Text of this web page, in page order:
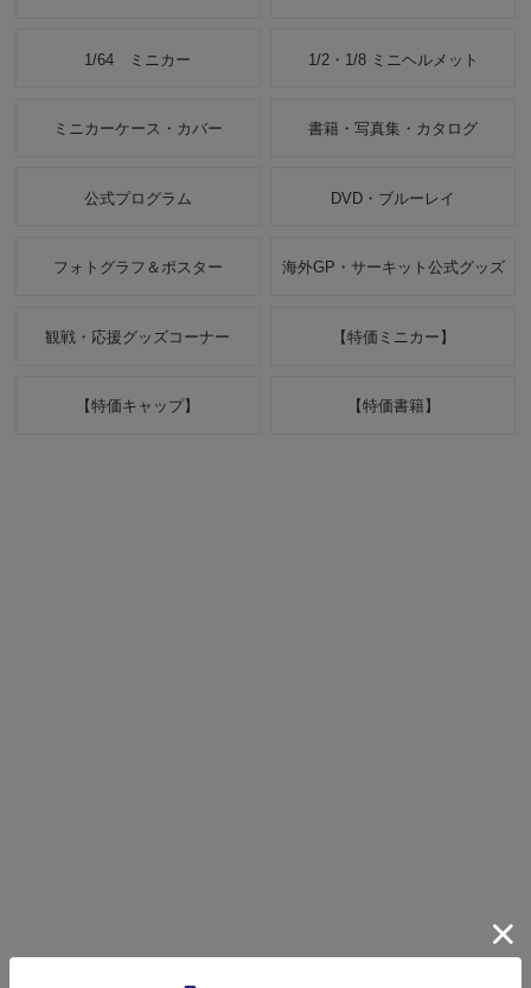
1/64 ミニカー 1/2・1/8 ミニヘルメット
ミニカーケース・カバー 書籍・写真集・カタログ
公式プログラム DVD・ブルーレイ
フォトグラフ＆ポスター 海外GP・サーキット公式グッズ
観戦・応援グッズコーナー 【特価ミニカー】
【特価キャップ】 【特価書籍】